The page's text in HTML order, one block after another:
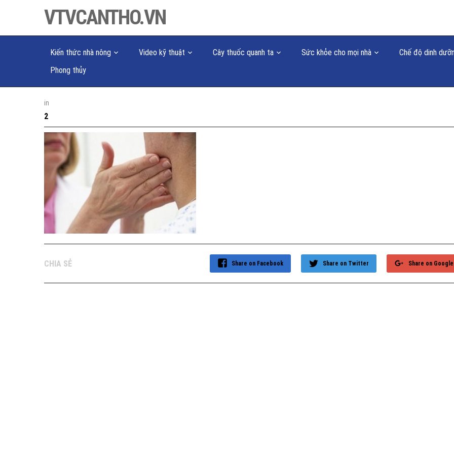
VTVCANTHO.VN
Kiến thức nhà nông Video kỹ thuật Cây thuốc quanh ta Sức khỏe cho mọi nhà
Chế độ dinh
Phong thủy
in
2
CHIA SẺ Share on
Share on Twitter
Share on Facebook